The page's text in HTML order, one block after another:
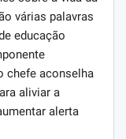
várias palavras
educação
chefe aconselha
aliviar a
alerta